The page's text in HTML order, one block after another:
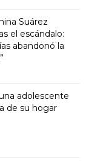
Suárez
el escándalo:
abandonó la
adolescente
de su hogar